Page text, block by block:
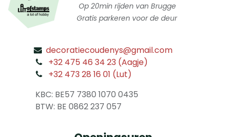
Op 20min rijden van Brugge
Gratis parkeren voor de deur
decoratiecoudenys@gmail.com
+32 475 46 34 23 (Aagje)
+32 473 28 16 01 (Lut)
KBC: BE57 7380 1070 0435
​ BTW: BE 0862 237 057